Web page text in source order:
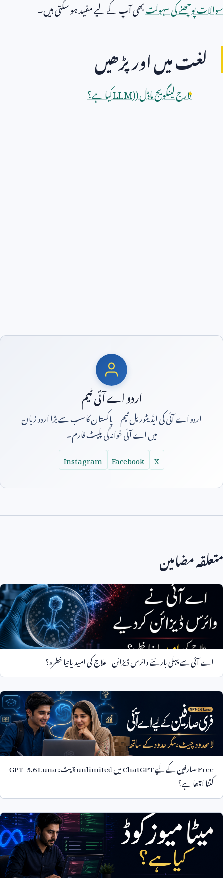
سوالات پوچھنے کی سہولتبھی آپ کے لیے مفید ہو سکتی ہیں۔
لغت میں اور پڑھیں
لارج لینگویج ماڈل (LLM)کیا ہے؟
اردو اے آئی ٹیم
اردو اے آئی کی ایڈیٹوریل ٹیم — پاکستان کا سب سے بڑا اردو زبان
میں اے آئی خواندگی پلیٹ فارم۔
X
Facebook
Instagram
متعلقہ مضامین
اے آئی سے پہلی بار نئے وائرس ڈیزائن—علاج کی امید یا نیا خطرہ؟
Freeصارفین کے لیےChatGPTمیںunlimitedچیٹ:GPT-5.6 Luna
کتنا اچھا ہے؟